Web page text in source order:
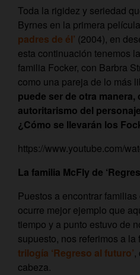
Toda la rigidez y seriedad
Byrnes en la primera
padres de él’ (2004), en
esta continuación tenemos
familia Focker, con Barbra
como una pareja de lo más
puede ser de otra manera,
autoritarismo del
¿Cómo se llevarán los
https://www.youtube.com/
La familia McFly de
Puestos a encontrar
ocurre mejor ejemplo que
tiempo y a punto estuvo de
supuesto, nos referimos a
trilogía ‘Regreso al futuro’,
cabeza.